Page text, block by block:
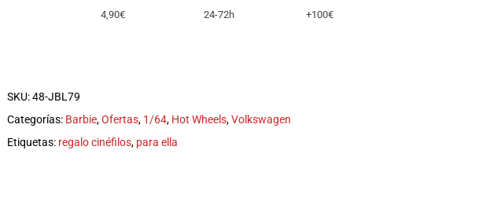
4,90€ 24-72h +100€
SKU:48-JBL79
Categorías: Barbie,Ofertas, 1/64, Hot Wheels,Volkswagen
Etiquetas: regalo cinéfilos, para ella